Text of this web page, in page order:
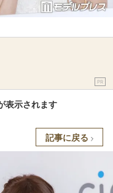
PR
表示されます
記事に戻る